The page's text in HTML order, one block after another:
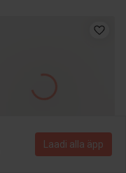
Laadi alla äpp